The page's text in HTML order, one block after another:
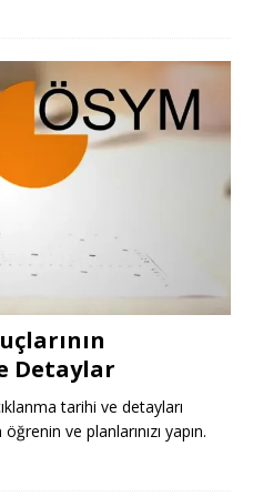
Detaylar
tarihi ve detayları
ve planlarınızı yapın.